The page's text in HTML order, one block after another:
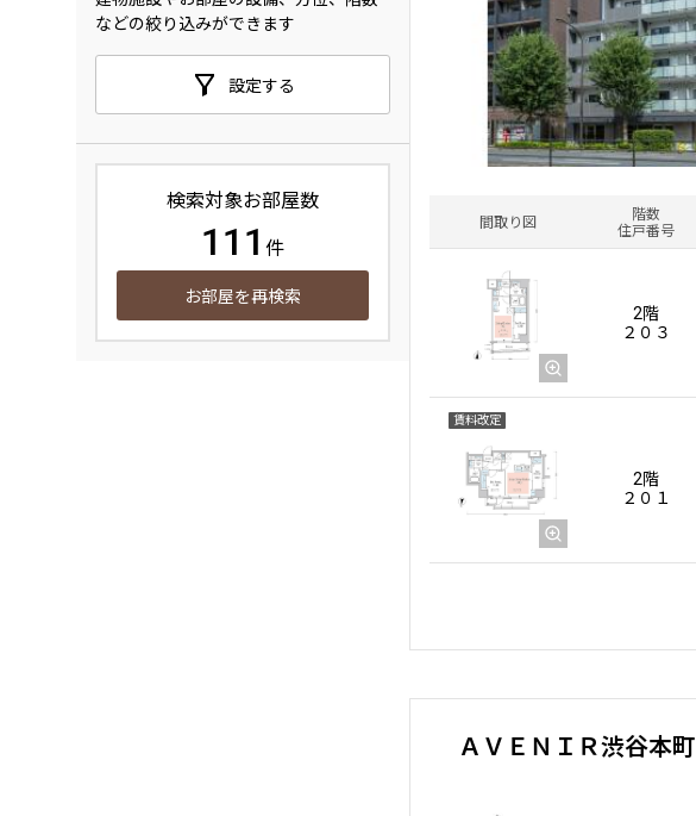
などの絞り込みができます
設定する
検索対象お部屋数
111 件
お部屋を再検索
間取り図
階数
住戸番号
2階
２０３
賃料改定
2階
２０１
ＡＶＥＮＩＲ渋谷本町